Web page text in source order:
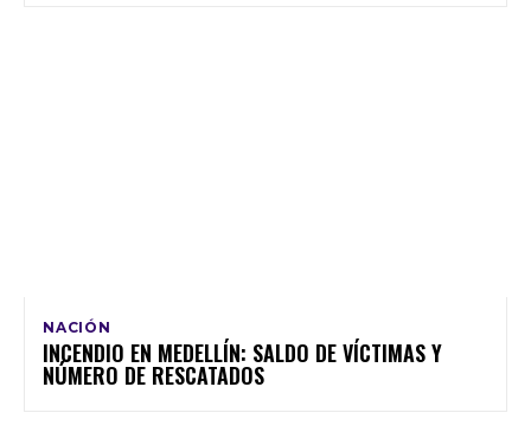
NACIÓN
INCENDIO EN MEDELLÍN: SALDO DE VÍCTIMAS Y
NÚMERO DE RESCATADOS